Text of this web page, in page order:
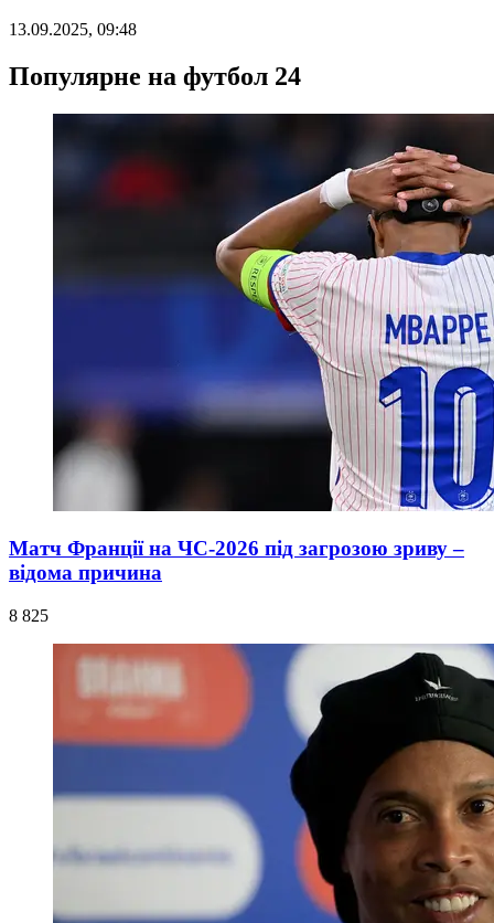
13.09.2025, 09:48
Популярне на футбол 24
Матч Франції на ЧС-2026 під загрозою зриву –
відома причина
8 825